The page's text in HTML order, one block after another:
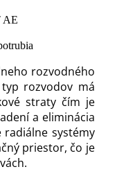
AE
rozvodného
rozvodov má
straty čím je
a eliminácia
systémy
priestor, čo je